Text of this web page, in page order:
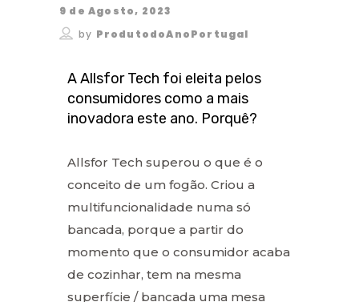
9 de Agosto, 2023
by ProdutodoAnoPortugal
A Allsfor Tech foi eleita pelos
consumidores como a mais
inovadora este ano. Porquê?
Allsfor Tech superou o que é o
conceito de um fogão. Criou a
multifuncionalidade numa só
bancada, porque a partir do
momento que o consumidor acaba
de cozinhar, tem na mesma
superfície / bancada uma mesa